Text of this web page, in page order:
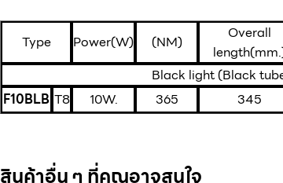
Type Power(W) (NM)
Overall
Black light (Black
F10BLB T8 10W. 365 345
สินค้าอื่น ๆ ที่คุณอาจสนใจ